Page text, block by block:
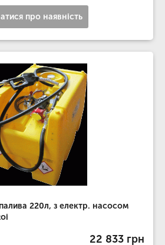
про наявність
220л, з електр. насосом
22 833 грн